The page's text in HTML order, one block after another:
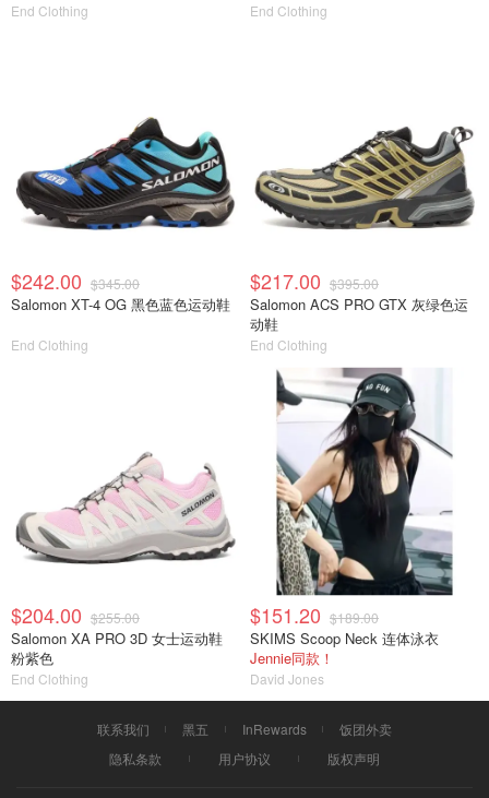
End Clothing End Clothing
$242.00 $345.00
Salomon XT-4 OG 黑色蓝色运动鞋
End Clothing
$217.00 $395.00
Salomon ACS PRO GTX 灰绿色运
动鞋
End Clothing
$204.00 $255.00
Salomon XA PRO 3D 女士运动鞋
粉紫色
End Clothing
$151.20 $189.00
SKIMS Scoop Neck 连体泳衣
Jennie同款！
David Jones
联系我们 黑五 InRewards
饭团外卖
隐私条款
用户协议 版权声明